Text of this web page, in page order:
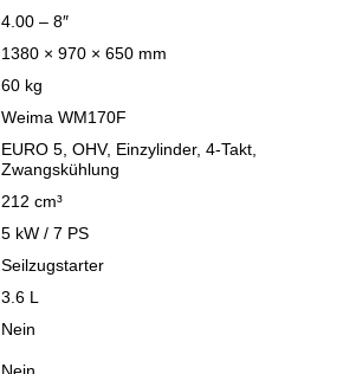
4.00 – 8″
1380 × 970 × 650 mm
60 kg
Weima WM170F
EURO 5, OHV, Einzylinder, 4-Takt,
Zwangskühlung
212 cm³
5 kW / 7 PS
Seilzugstarter
3.6 L
Nein